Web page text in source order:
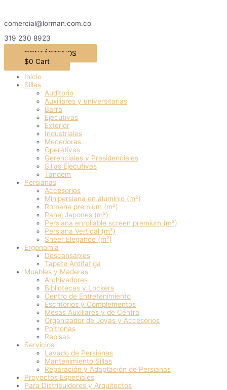
contenido
comercial@lorman.com.co
319 230 8923
CONTÁCTENOS
$0 Cart
Inicio
Sillas
Auditorio
Auxiliares y universitarias
Barra
Ejecutivas
Exterior
Industriales
Mecedoras
Operativas
Gerenciales y Presidenciales
Sillas Ejecutivas
Tandem
Persianas
Accesorios
Minipersiana en aluminio (m²)
Romana premium (m²)
Panel Japones (m²)
Persiana enrollable screen premium (m²)
Persiana Vertical (m²)
Sheer Elegance (m²)
Ergonomía
Descansapies
Tapete Antifatiga
Muebles y Maderas
Archivadores
Bibliotecas y Lockers
Centro de Entretenimiento
Escritorios y Complementos
Mesas Auxiliares y de Centro
Organizador de Joyas y Accesorios
Poltronas
Repisas
Servicios
Lavado de Persianas
Mantenimiento Sillas
Reparación y Adaptación de Persianas
Proyectos Especiales
Para Distribuidores y Arquitectos